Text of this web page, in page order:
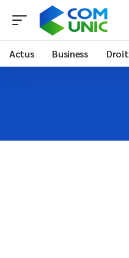
Actus Business Droit